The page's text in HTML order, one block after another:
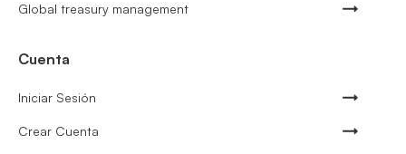
Global treasury management
Cuenta
Iniciar Sesión
Crear Cuenta